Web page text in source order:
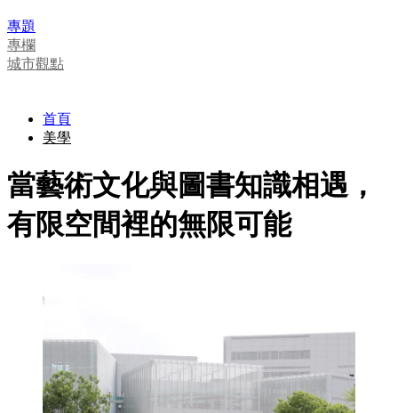
專題
專欄
城市觀點
首頁
美學
當藝術文化與圖書知識相遇，
有限空間裡的無限可能